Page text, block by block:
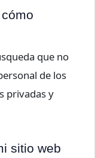
que no
de los
privadas y
sitio web